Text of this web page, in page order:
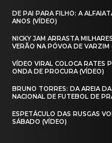
DE PAI PARA FILHO: A
ANOS (VÍDEO)
NICKY JAM ARRASTA
VERÃO NA PÓVOA DE VARZIM
VÍDEO VIRAL COLOCA RATES
ONDA DE PROCURA (VÍDEO)
BRUNO TORRES: DA AREIA
NACIONAL DE FUTEBOL DE
ESPETÁCULO DAS RUSGAS
SÁBADO (VÍDEO)